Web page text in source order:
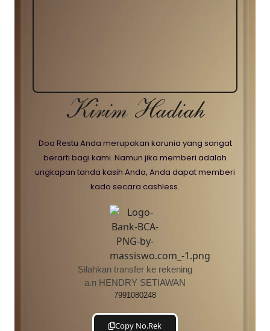
Kirim Hadiah
Doa Restu Anda merupakan karunia yang sangat
berarti bagi kami. Namun jika memberi adalah
ungkapan tanda kasih Anda, Anda dapat memberi
kado secara cashless.
Silahkan transfer ke rekening
a.n HENDRY SETIAWAN
7991080248
Copy No.Rek